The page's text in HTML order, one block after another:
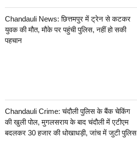
Chandauli News: छित्तमपुर में ट्रेन से कटकर
युवक की मौत, मौके पर पहुंची पुलिस, नहीं हो सकी
पहचान
Chandauli Crime: चंदौली पुलिस के बैंक चेकिंग
की खुली पोल, मुगलसराय के बाद चंदौली में एटीएम
बदलकर 30 हजार की धोखाधड़ी, जांच में जुटी पुलिस